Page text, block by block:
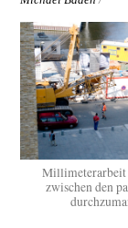
Millimeterarbeit
zwischen den